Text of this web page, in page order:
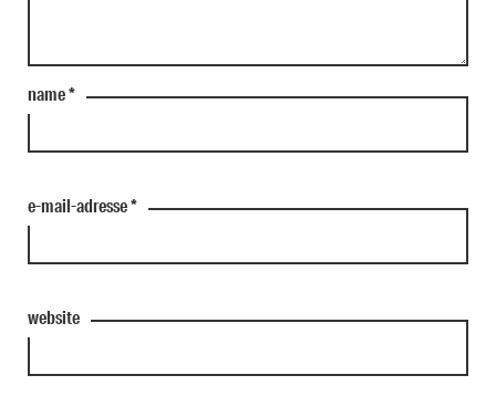
name*
e-mail-adresse*
website